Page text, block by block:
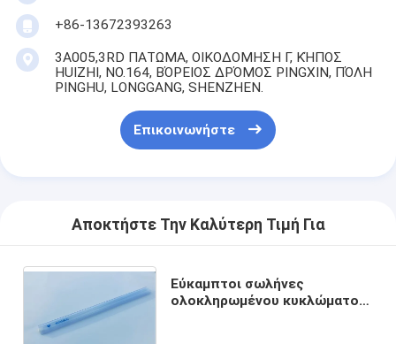
+86-13672393263
3A005,3RD ΠΑΤΩΜΑ, ΟΙΚΟΔΟΜΗΣΗ Γ, ΚΉΠΟΣ
HUIZHI, NO.164, ΒΌΡΕΙΟΣ ΔΡΌΜΟΣ PINGXIN, ΠΌΛΗ
PINGHU, LONGGANG, SHENZHEN.
Επικοινωνήστε
Αποκτήστε Την Καλύτερη Τιμή Για
Εύκαμπτοι σωλήνες
ολοκληρωμένου κυκλώματος